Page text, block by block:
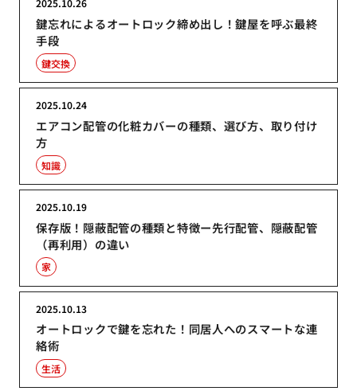
鍵忘れによるオートロック締め出し！鍵屋を呼ぶ最終
手段
2025.10.26
鍵交換
エアコン配管の化粧カバーの種類、選び方、取り付け
方
2025.10.24
知識
保存版！隠蔽配管の種類と特徴ー先行配管、隠蔽配管
（再利用）の違い
2025.10.19
家
オートロックで鍵を忘れた！同居人へのスマートな連
絡術
2025.10.13
生活